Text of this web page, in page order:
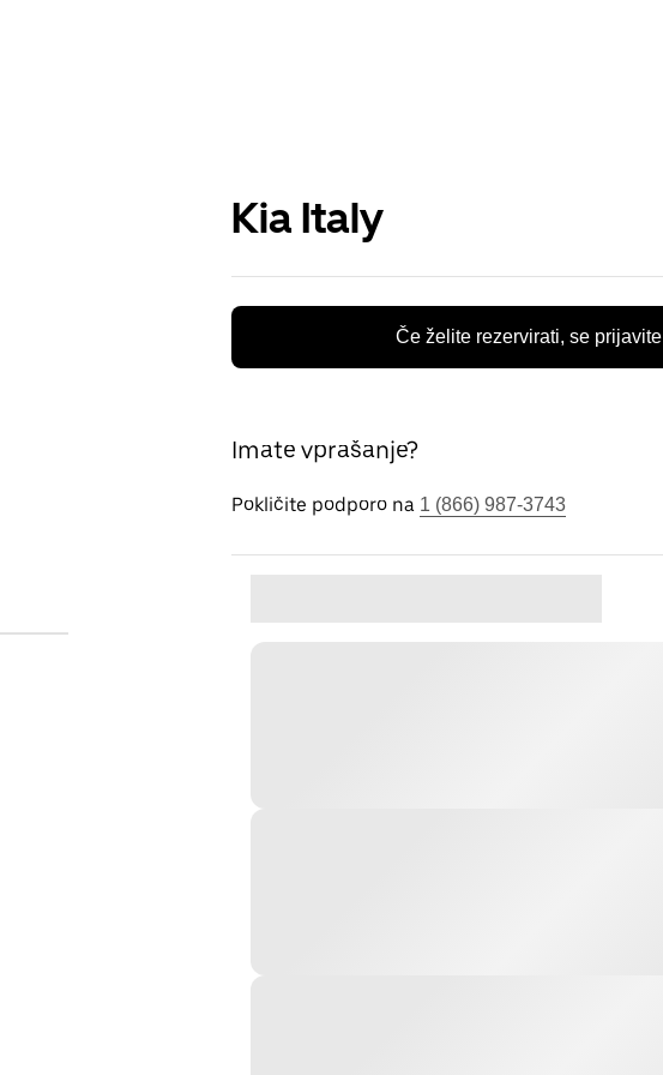
Kia Italy
Če želite rezervirati, se prijavite
Imate vprašanje?
Pokličite podporo na 1 (866) 987-3743